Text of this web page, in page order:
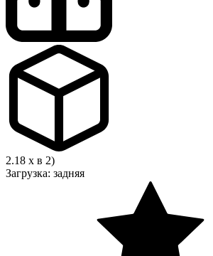
2.18 x в 2)
Загрузка: задняя